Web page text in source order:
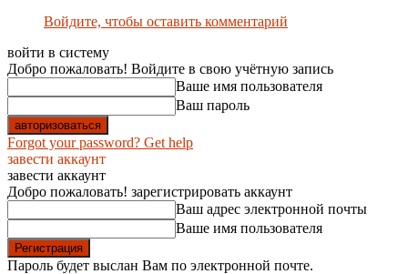
Войдите, чтобы оставить комментарий
войти в систему
Добро пожаловать! Войдите в свою учётную запись
Ваше имя пользователя
Ваш пароль
Forgot your password? Get help
завести аккаунт
завести аккаунт
Добро пожаловать! зарегистрировать аккаунт
Ваш адрес электронной почты
Ваше имя пользователя
Пароль будет выслан Вам по электронной почте.